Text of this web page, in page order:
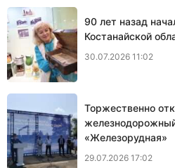
90 лет назад
Костанайской
30.07.2026 11:02
Торжественно
«Железорудная»
29.07.2026 17:02